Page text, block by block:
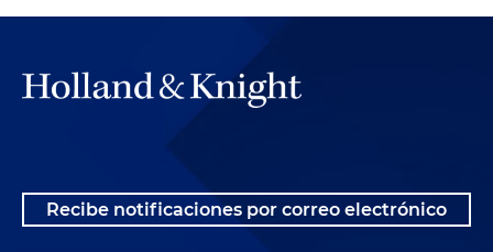
Recibe notificaciones por correo electrónico